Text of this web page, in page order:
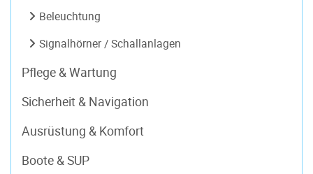
Beleuchtung
Signalhörner / Schallanlagen
Pflege & Wartung
Sicherheit & Navigation
Ausrüstung & Komfort
Boote & SUP